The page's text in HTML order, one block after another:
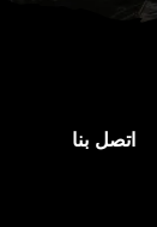
اتصل بنا